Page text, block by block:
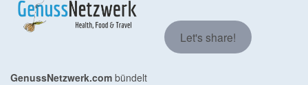
GenussNetzwerk.com bündelt
Let's share!